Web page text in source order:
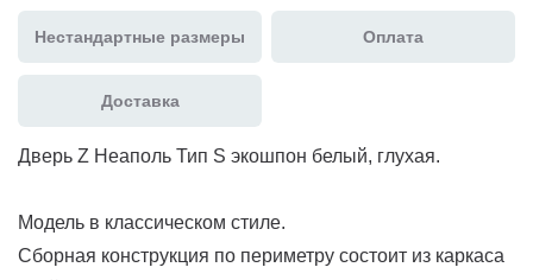
Нестандартные размеры Оплата
Доставка
Дверь Z Неаполь Тип S экошпон белый, глухая.
Модель в классическом стиле.
Сборная конструкция по периметру состоит из каркаса